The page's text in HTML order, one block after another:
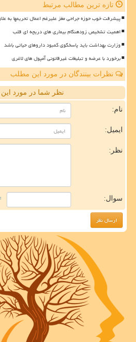
تازه ترین مطالب مرتبط
پیشرفت خوب حوزه جراحی مغز علیرغم اعمال تحریمها به
اهمیت تشخیص زودهنگام بیماری های دریچه ای قلب
وزارت بهداشت باید پاسخگوی کمبود داروهای حیاتی باشد
برخورد با عرضه و تبلیغات غیرقانونی آمپول های لاغری
نظرات بینندگان در مورد این مطلب
نظر شما در مورد
نام:
ایمیل:
نظر:
سوال: = ۵